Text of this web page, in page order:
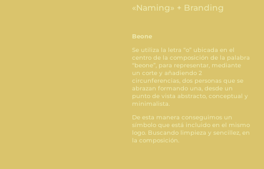
«Naming» + Branding
Beone
Se utiliza la letra “o” ubicada en el
centro de la composición de la palabra
“beone”, para representar, mediante
un corte y añadiendo 2
circunferencias, dos personas que se
abrazan formando una, desde un
punto de vista abstracto, conceptual y
minimalista.
De esta manera conseguimos un
símbolo que está incluido en el mismo
logo. Buscando limpieza y sencillez, en
la composición.